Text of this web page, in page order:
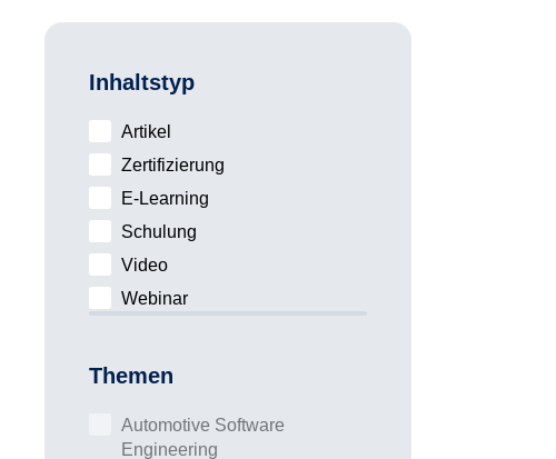
Inhaltstyp
Artikel
Zertifizierung
E-Learning
Schulung
Video
Webinar
Themen
Automotive Software
Engineering